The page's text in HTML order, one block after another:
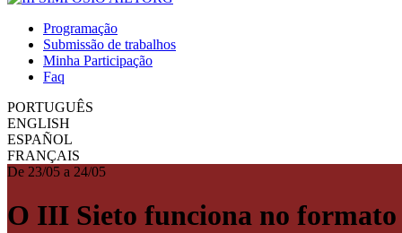
Programação
Submissão de trabalhos
Minha Participação
Faq
PORTUGUÊS
ENGLISH
ESPAÑOL
FRANÇAIS
De 23/05 a 24/05
O III Sieto funciona no